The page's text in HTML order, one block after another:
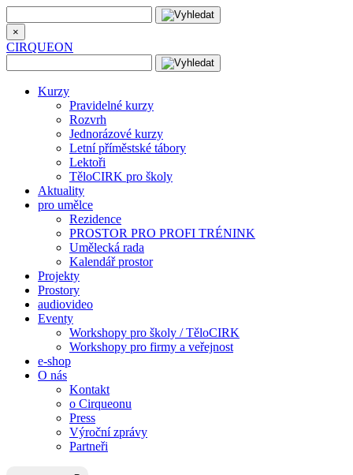
×
CIRQUEON
Kurzy
Pravidelné kurzy
Rozvrh
Jednorázové kurzy
Letní příměstské tábory
Lektoři
TěloCIRK pro školy
Aktuality
pro umělce
Rezidence
PROSTOR PRO PROFI TRÉNINK
Umělecká rada
Kalendář prostor
Projekty
Prostory
audiovideo
Eventy
Workshopy pro školy / TěloCIRK
Workshopy pro firmy a veřejnost
e-shop
O nás
Kontakt
o Cirqueonu
Press
Výroční zprávy
Partneři